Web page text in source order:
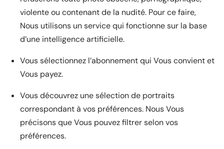
violente ou contenant de la nudité. Pour ce faire,
Nous utilisons un service qui fonctionne sur la base
d’une intelligence artificielle.
Vous sélectionnez l’abonnement qui Vous convient et
Vous payez.
Vous découvrez une sélection de portraits
correspondant à vos préférences. Nous Vous
précisons que Vous pouvez filtrer selon vos
préférences.